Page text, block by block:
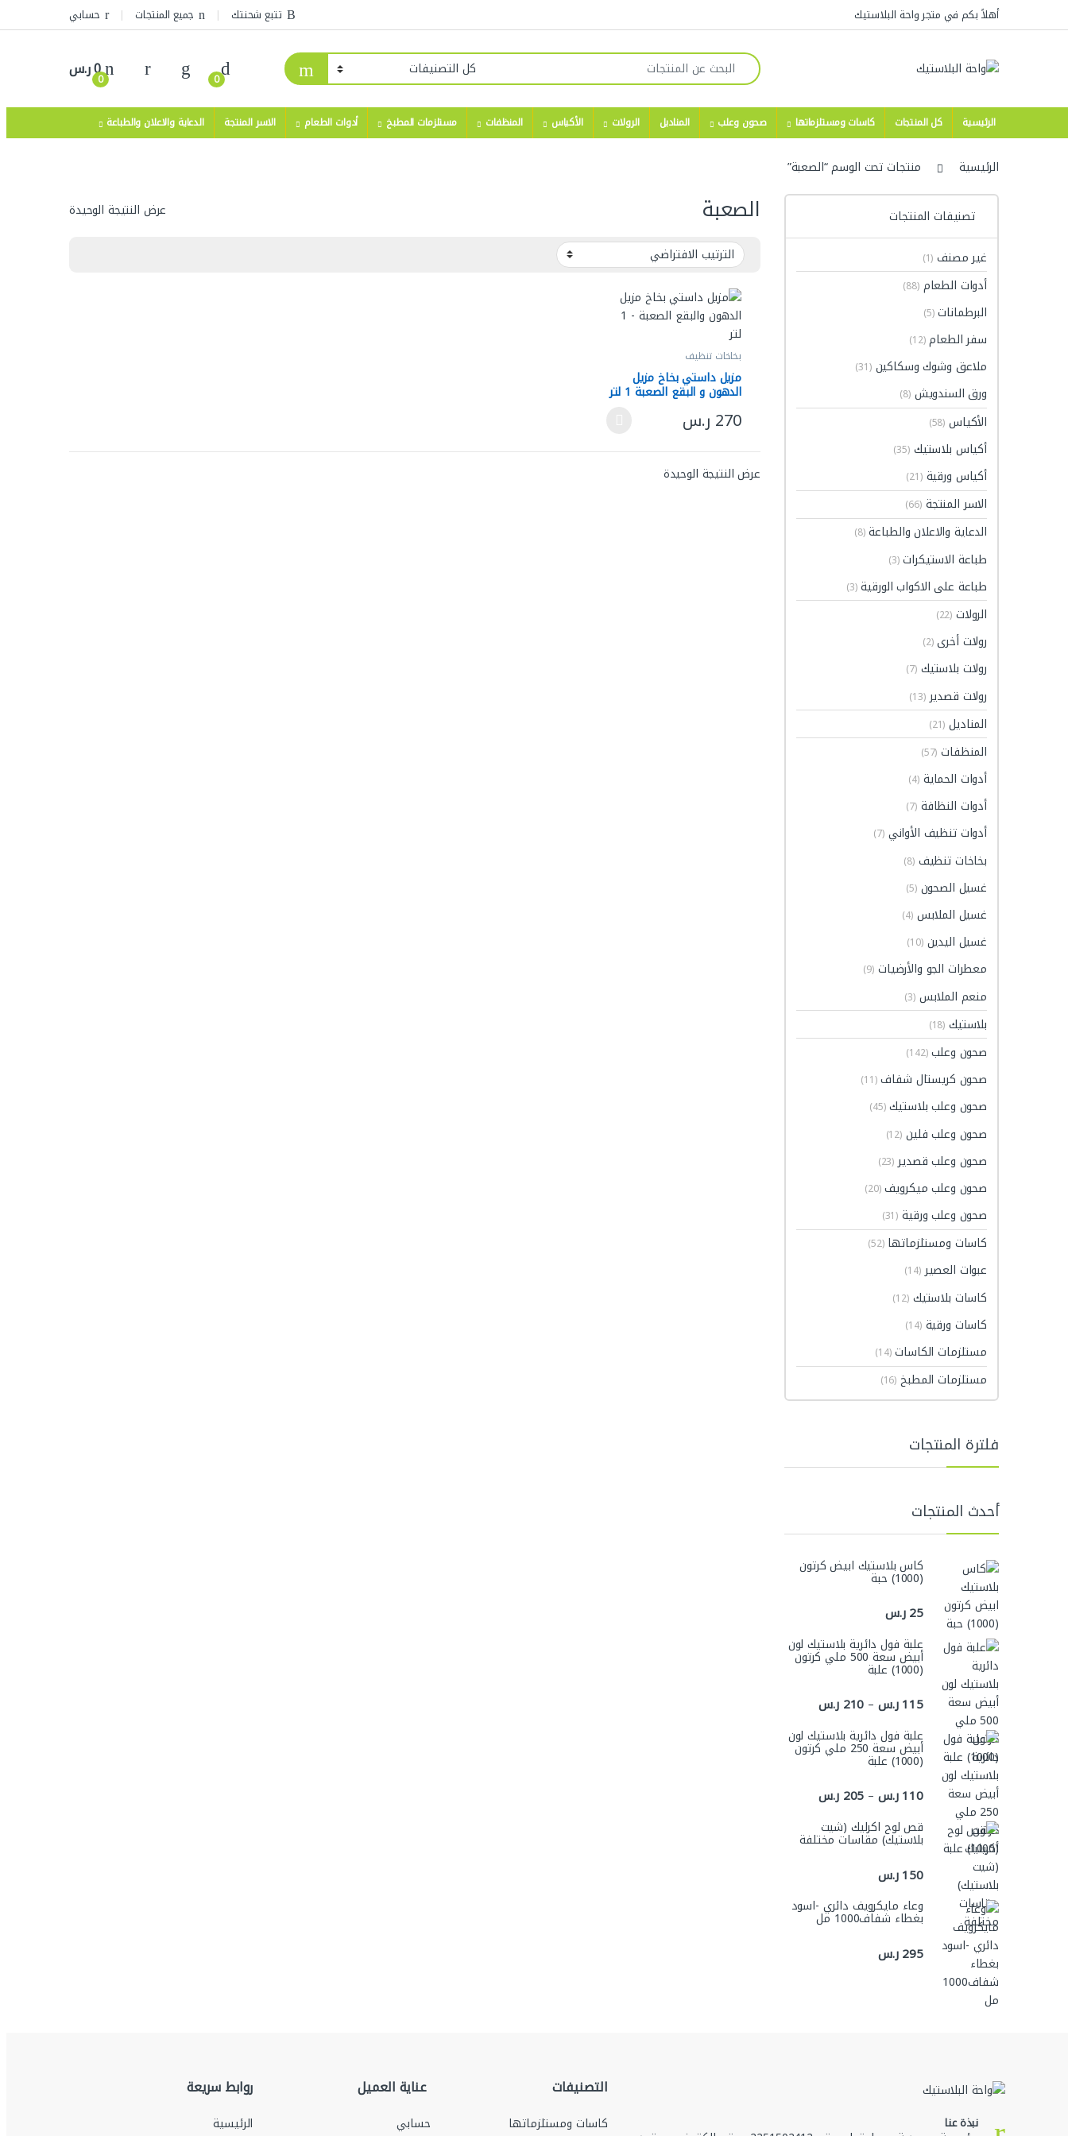
Skip to navigation
Skip to contentأهلاً بكم في متجر واحة البلاستيك تتبع شحنتك جميع المنتجات حسابي
Search for:
0
0
0ر.س
الرئيسية كل المنتجات كاسات ومستلزماتها صحون وعلب المناديل الرولات الأكياس المنظفات مستلزمات المطبخ أدوات الطعام الاسر المنتجة الدعاية والاعلان والطباعة
الرئيسية منتجات تحت الوسم “الصعبة”
الصعبة عرض النتيجة الوحيدة
بخاخات تنظيف
مزيل داستي بخاخ مزيل
الدهون و البقع الصعبة 1 لتر
270 ر.س
هناك العديد من الأشكال المختلفة لهذا المنتج. يمكن اختيار الخيارات على صفحة المنتج
عرض النتيجة الوحيدة
تصنيفات المنتجات
غير مصنف (1)
أدوات الطعام(88)
البرطمانات(5)
سفر الطعام(12)
ملاعق وشوك وسكاكين(31)
ورق السندويش(8)
الأكياس (58)
أكياس بلاستيك(35)
أكياس ورقية(21)
الاسر المنتجة(66)
الدعاية والاعلان والطباعة(8)
طباعة الاستيكرات(3)
طباعة على الاكواب الورقية(3)
الرولات (22)
رولات أخرى(2)
رولات بلاستيك(7)
رولات قصدير(13)
المناديل (21)
المنظفات (57)
أدوات الحماية(4)
أدوات النظافة(7)
أدوات تنظيف الأواني(7)
بخاخات تنظيف(8)
غسيل الصحون(5)
غسيل الملابس(4)
غسيل اليدين(10)
معطرات الجو والأرضيات (9)
منعم الملابس(3)
بلاستيك (18)
صحون وعلب(142)
صحون كريستال شفاف(11)
صحون وعلب بلاستيك(45)
صحون وعلب فلين (12)
صحون وعلب قصدير(23)
صحون وعلب ميكرويف(20)
صحون وعلب ورقية (31)
كاسات ومستلزماتها(52)
عبوات العصير(14)
كاسات بلاستيك(12)
كاسات ورقية(14)
مستلزمات الكاسات(14)
مستلزمات المطبخ (16)
فلترة المنتجات
أحدث المنتجات
كاس بلاستيك ابيض كرتون
(1000) حبة
25 ر.س
علبة فول دائرية بلاستيك لون
أبيض سعة 500 ملي كرتون
(1000) علبة
115ر.س –
210 ر.سنطاق السعر: من ⁦115 ر.س⁩ خلال ⁦210 ر.س⁩
علبة فول دائرية بلاستيك لون
أبيض سعة 250 ملي كرتون
(1000) علبة
110ر.س –
205 ر.سنطاق السعر: من ⁦110 ر.س⁩ خلال ⁦205 ر.س⁩
قص لوح اكرليك (شيت
بلاستيك) مقاسات مختلفة
150ر.س
وعاء مايكرويف دائري -اسود
بغطاء شفاف1000 مل
295ر.س
نبذة عنا
التصنيفات
كاسات ومستلزماتها
عناية العميل
حسابي
روابط سريعة
الرئيسية